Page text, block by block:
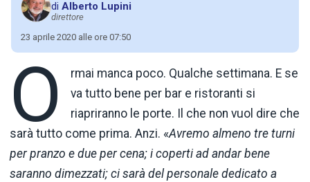
di Alberto Lupini
direttore
23 aprile 2020 alle ore 07:50
O
rmai manca poco. Qualche settimana. E se
va tutto bene per bar e ristoranti si
riapriranno le porte. Il che non vuol dire che
sarà tutto come prima. Anzi. «Avremo almeno tre turni
per pranzo e due per cena; i coperti ad andar bene
saranno dimezzati; ci sarà del personale dedicato a